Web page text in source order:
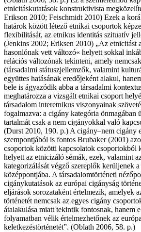
etnicitáskutatások konstruktivista
Erikson 2010; Feischmidt 2010) Ezek a
határok között létező etnikai csoportok
flexibilitását, az etnikus identitás szituatív
(Jenkins 2002; Eriksen 2010) „Az etnicitást
hasonlónak vett változó« helyett sokkal
relációs változónak tekinteni, amely
(társadalmi státuszjellemzők, valamint
együttes hatásának eredőjeként alakul,
bele is ágyazódik abba a társadalmi
meghatározza a vizsgált etnikai csoport
társadalom interetnikus viszonyainak
fogalmazva: a cigány kategória önmagában
tartalmát csak a nem cigányokkal való
(Durst 2010, 190. p.) A cigány–nem cigány
szempontjából is fontos Brubaker (2001)
csoportok közötti kapcsolatok csoportokból
helyett az etnicizáló sémák, ezek, valamint
kategorizálását végző szereplők kerüljenek
középpontjába. A társadalomtörténeti
cigánykutatások az európai cigányság
eljárások sorozataként értelmezik, amelyek
történetét nemcsak az egyes cigány
átalakulása miatt tekintik fontosnak, hanem
folyamatban vélik értelmezhetőnek az
keletkezéstörténetét”. (Oblath 2006, 58. p.)